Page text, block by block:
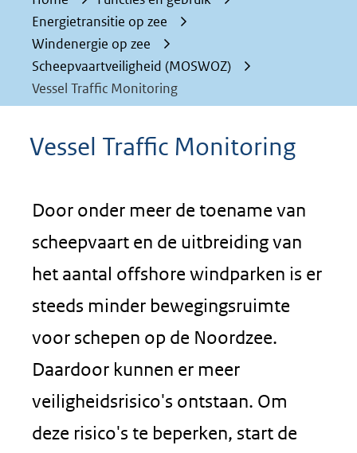
Energietransitie op zee
Windenergie op zee
Scheepvaartveiligheid (MOSWOZ)
Vessel Traffic Monitoring
Vessel Traffic Monitoring
Door onder meer de toename van
scheepvaart en de uitbreiding van
het aantal offshore windparken is er
steeds minder bewegingsruimte
voor schepen op de Noordzee.
Daardoor kunnen er meer
veiligheidsrisico's ontstaan. Om
deze risico's te beperken, start de